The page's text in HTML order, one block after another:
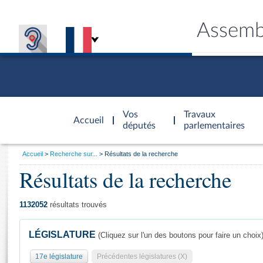
Accueil
d'accueil
Vos
députés
Travaux
parlementaires
Général
Vous
Accueil Recherche sur... Résultats de la recherche
Résultats de la recherche
1132052 résultats trouvés
LÉGISLATURE (Cliquez sur l'un des boutons pour faire un choix)
17e législature Précédentes législatures (X)